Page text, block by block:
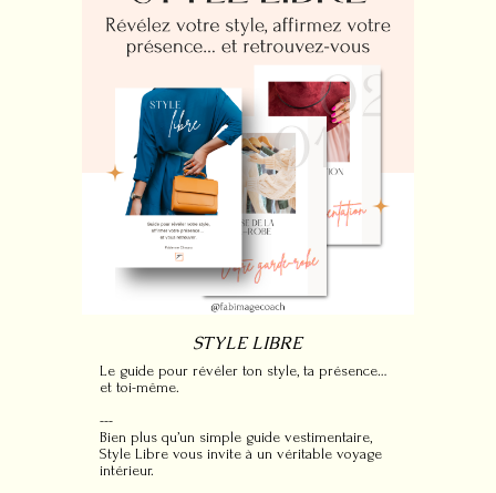
STYLE LIBRE
Le guide pour révéler ton style, ta présence…
et toi-même.
---
Bien plus qu’un simple guide vestimentaire,
Style Libre vous invite à un véritable voyage
intérieur.